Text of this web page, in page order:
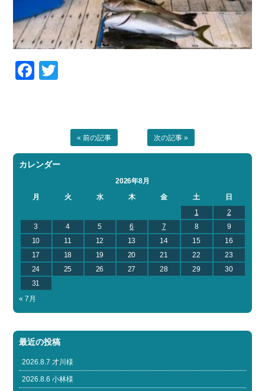
Facebook
« 前の記事 次の記事 »
カレンダー
2026年8月
月
火 水 木 金 土
日
1
2
3
4 5 6 7 8
9
10
11 12 13 14 15
16
17
18 19 20 21 22
23
24
25 26 27 28 29
30
31
« 7月
最近の投稿
2026.8.7 才川様
2026.8.6 小林様